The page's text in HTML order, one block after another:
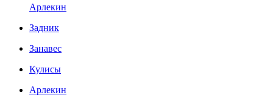
Арлекин
Задник
Занавес
Кулисы
Арлекин